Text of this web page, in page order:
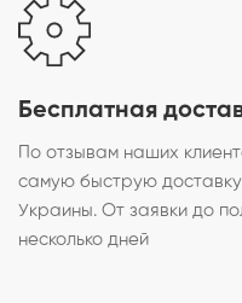
Бесплатная
По отзывам наших
самую быструю
Украины. От заявки до
несколько дней